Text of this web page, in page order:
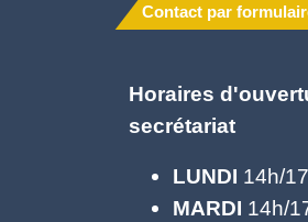
Contact par
Horaires
secrétariat
LUNDI 14h/
MARDI 14h/